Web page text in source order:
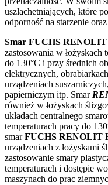
uszlachetniających, które
odporność na starzenie
Smar FUCHS RENOLIT
zastosowania w łożyskach
do 130°C i przy średnich
elektrycznych,
urządzeniach
papierniczym itp. Smar
również w łożyskach
układach centralnego
temperaturach pracy do
smarFUCHS RENOLIT
urządzeniach z łożyskami
zastosowanie smary
temperaturach i dostępie
maszynach do prac